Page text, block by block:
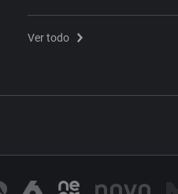
Ver todo